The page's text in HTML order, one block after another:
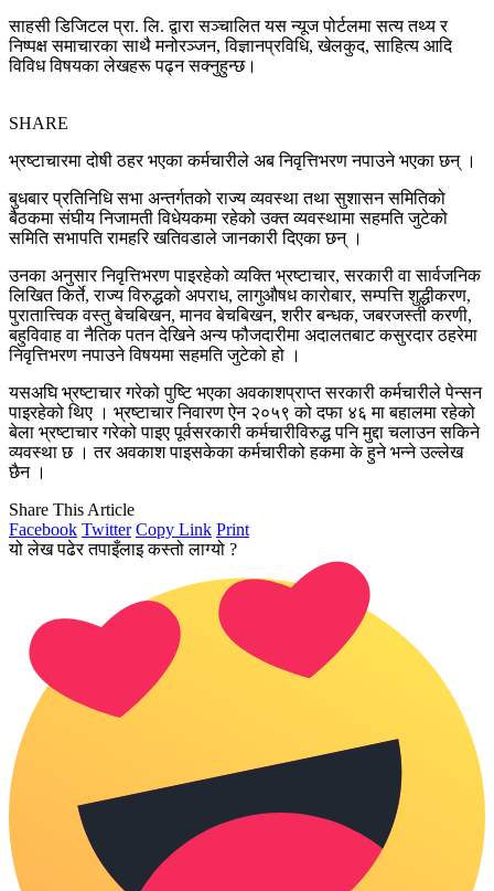
साहसी डिजिटल प्रा. लि. द्वारा सञ्चालित यस न्यूज पोर्टलमा सत्य तथ्य र
निष्पक्ष समाचारका साथै मनोरञ्जन, विज्ञानप्रविधि, खेलकुद, साहित्य आदि
विविध विषयका लेखहरू पढ्न सक्नुहुन्छ।
SHARE
भ्रष्टाचारमा दोषी ठहर भएका कर्मचारीले अब निवृत्तिभरण नपाउने भएका छन् ।
बुधबार प्रतिनिधि सभा अन्तर्गतको राज्य व्यवस्था तथा सुशासन समितिको
बैठकमा संघीय निजामती विधेयकमा रहेको उक्त व्यवस्थामा सहमति जुटेको
समिति सभापति रामहरि खतिवडाले जानकारी दिएका छन् ।
उनका अनुसार निवृत्तिभरण पाइरहेको व्यक्ति भ्रष्टाचार, सरकारी वा सार्वजनिक
लिखित किर्ते, राज्य विरुद्धको अपराध, लागुऔषध कारोबार, सम्पत्ति शुद्धीकरण,
पुरातात्त्विक वस्तु बेचबिखन, मानव बेचबिखन, शरीर बन्धक, जबरजस्ती करणी,
बहुविवाह वा नैतिक पतन देखिने अन्य फौजदारीमा अदालतबाट कसुरदार ठहरेमा
निवृत्तिभरण नपाउने विषयमा सहमति जुटेको हो ।
यसअघि भ्रष्टाचार गरेको पुष्टि भएका अवकाशप्राप्त सरकारी कर्मचारीले पेन्सन
पाइरहेको थिए । भ्रष्टाचार निवारण ऐन २०५९ को दफा ४६ मा बहालमा रहेको
बेला भ्रष्टाचार गरेको पाइए पूर्वसरकारी कर्मचारीविरुद्ध पनि मुद्दा चलाउन सकिने
व्यवस्था छ । तर अवकाश पाइसकेका कर्मचारीको हकमा के हुने भन्ने उल्लेख
छैन ।
Share This Article
Facebook Twitter Copy Link Print
यो लेख पढेर तपाइँलाइ कस्तो लाग्यो ?